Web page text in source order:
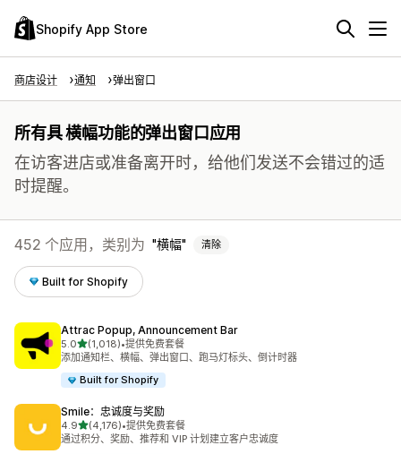
Shopify App Store
商店设计 通知 弹出窗口
所有具 横幅功能的弹出窗口应用
在访客进店或准备离开时，给他们发送不会错过的适
时提醒。
452 个应用，类别为 横幅 清除
Built for Shopify
Attrac Popup, Announcement Bar
5.0星（满分 5 星）
(1,018)
总共 1018 条评论
•提供免费套餐
添加通知栏、横幅、弹出窗口、跑马灯标头、倒计时器
Built for Shopify
Smile：忠诚度与奖励
4.9星（满分 5 星）
(4,176)
总共 4176 条评论
•提供免费套餐
通过积分、奖励、推荐和 VIP 计划建立客户忠诚度